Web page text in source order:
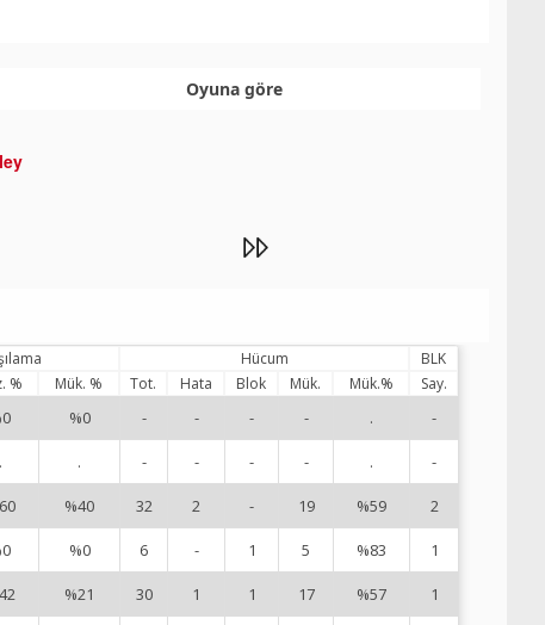
Oyuna göre
Hücum
BLK
% Mük. % Tot. Hata Blok Mük. Mük.% Say.
%0 - - - - . -
. . - - - - . -
%40 32 2 - 19 %59 2
%0 6 - 1 5 %83 1
%21 30 1 1 17 %57 1